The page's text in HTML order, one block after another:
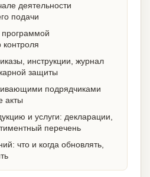
деятельности
подачи
программой
контроля
инструкции, журнал
защиты
подрядчиками
акты
и услуги: декларации,
перечень
что и когда обновлять,